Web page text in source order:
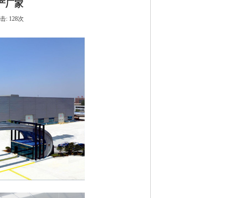
厂家
: 128次